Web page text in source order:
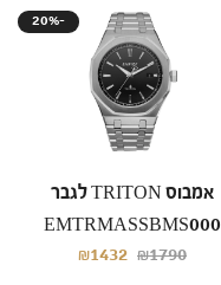
20%-
אמבוס TRITON לגבר
EMTRMASSBMS000
₪1432 ₪1790